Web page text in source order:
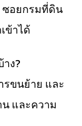
ซอยกรมที่ดิน
ข้าได้
ง?
รขนย้าย และ
และความ